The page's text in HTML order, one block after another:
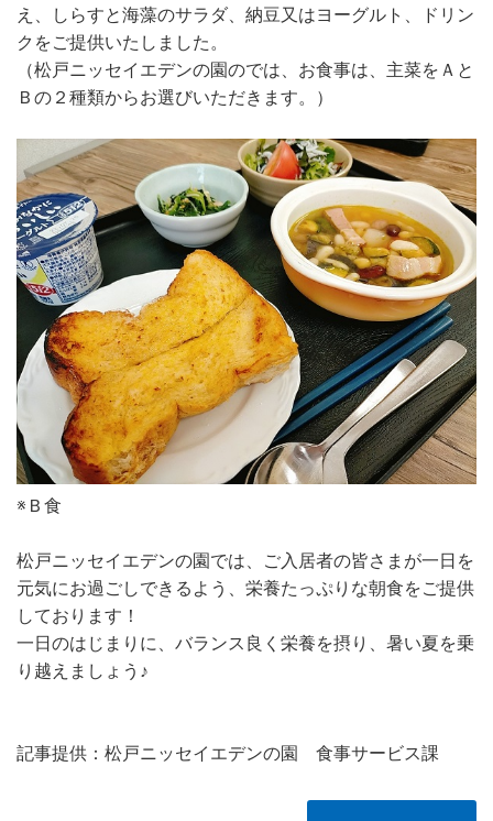
え、しらすと海藻のサラダ、納豆又はヨーグルト、ドリン
クをご提供いたしました。
（松戸ニッセイエデンの園のでは、お食事は、主菜をＡと
Ｂの２種類からお選びいただきます。）
※Ｂ食
松戸ニッセイエデンの園では、ご入居者の皆さまが一日を
元気にお過ごしできるよう、栄養たっぷりな朝食をご提供
しております！
一日のはじまりに、バランス良く栄養を摂り、暑い夏を乗
り越えましょう♪
記事提供：松戸ニッセイエデンの園 食事サービス課